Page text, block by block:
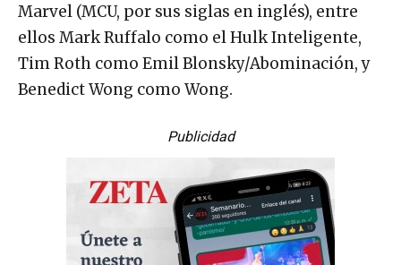
Marvel (MCU, por sus siglas en inglés), entre
ellos Mark Ruffalo como el Hulk Inteligente,
Tim Roth como Emil Blonsky/Abominación, y
Benedict Wong como Wong.
Publicidad